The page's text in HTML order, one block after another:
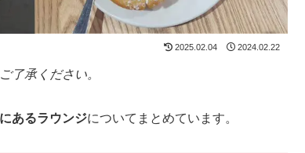
2025.02.04 2024.02.22
了承ください。
あるラウンジについてまとめています。